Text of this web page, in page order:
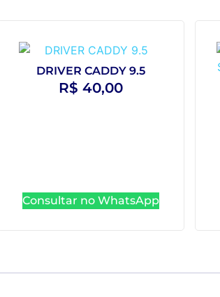
DRIVER CADDY 9.5
R$ 40,00
Consultar no WhatsApp